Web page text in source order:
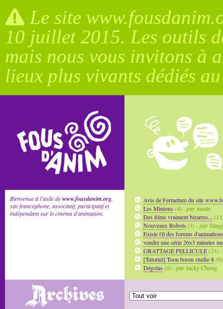
Le site
10 juillet 2015. Les outils
mais nous vous invitons à
lieux plus vivants dédiés
Bienvenue à l'asile dewww.fousdanim.org
site francophone, associatif, participatif et
indépendant sur le cinéma d'animation.
Avis de Fermeture du site
Les Minions(4) - parmeule
Des films vraiment bizarres...
Nouveaux Robots(3) - par
Existe t'il des forums d'animations
vendre une série 26x3 minutes
GRATTAGE PELLICULE(23)
[Tutoriel] Toon boom studio 8
Dégolas(0) - parJacky Chong